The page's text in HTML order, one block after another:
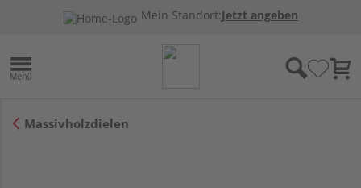
Mein Standort:Jetzt angeben
Massivholzdielen